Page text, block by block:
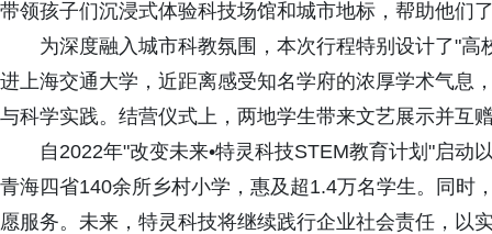
带领孩子们沉浸式体验科技场馆和城市地标，帮助他们
为深度融入城市科教氛围，本次行程特别设计了"
进上海交通大学，近距离感受知名学府的浓厚学术气息
与科学实践。结营仪式上，两地学生带来文艺展示并互
自2022年"改变未来•特灵科技STEM教育计划"启
青海四省140余所乡村小学，惠及超1.4万名学生。同时
愿服务。未来，特灵科技将继续践行企业社会责任，以